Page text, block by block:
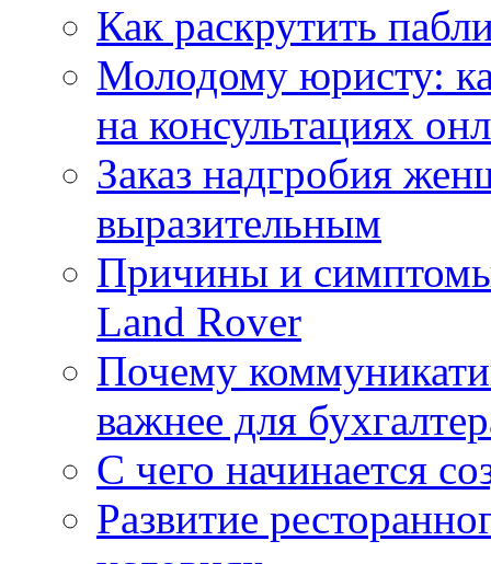
Как раскрутить
Молодому юристу:
на консультациях
Заказ надгробия
выразительным
Причины и
Land Rover
Почему
важнее для
С чего начинается
Развитие